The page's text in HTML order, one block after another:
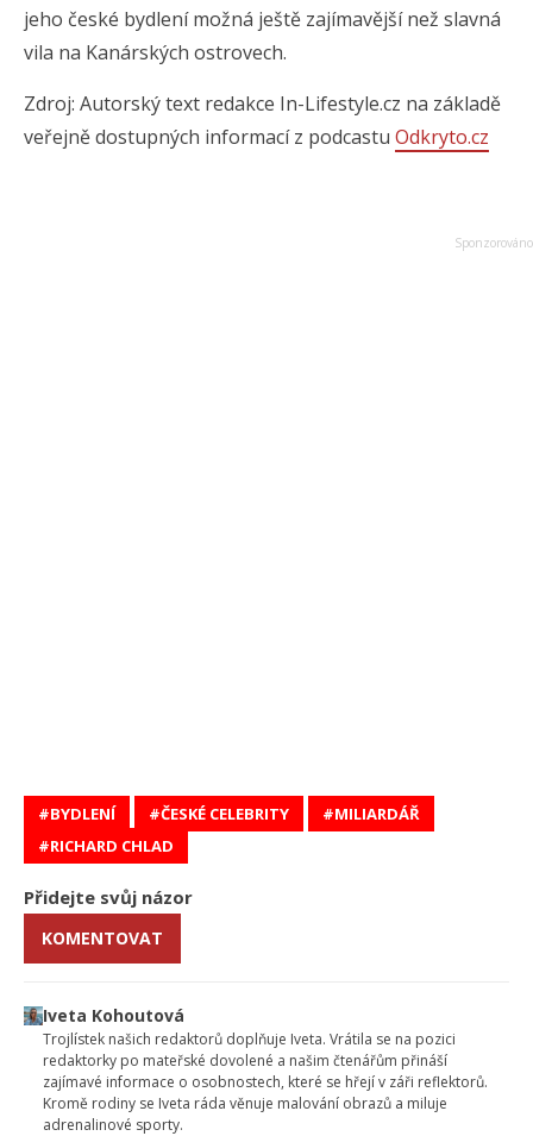
jeho české bydlení možná ještě zajímavější než slavná
vila na Kanárských ostrovech.
Zdroj: Autorský text redakce In-Lifestyle.cz na základě
veřejně dostupných informací z podcastu Odkryto.cz
BYDLENÍ ČESKÉ CELEBRITY
MILIARDÁŘ
RICHARD CHLAD
Přidejte svůj názor
KOMENTOVAT
Iveta Kohoutová
Trojlístek našich redaktorů doplňuje Iveta. Vrátila se na pozici
redaktorky po mateřské dovolené a našim čtenářům přináší
zajímavé informace o osobnostech, které se hřejí v záři reflektorů.
Kromě rodiny se Iveta ráda věnuje malování obrazů a miluje
adrenalinové sporty.